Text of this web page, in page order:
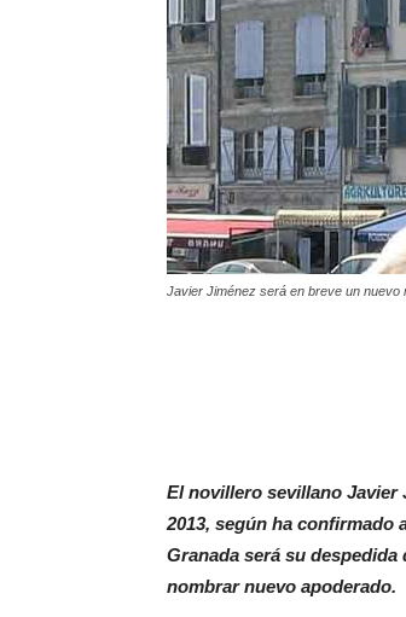
Javier Jiménez será en breve un nuevo
El novillero sevillano Javier
2013, según ha confirmado
Granada será su
nombrar nuevo apoderado.